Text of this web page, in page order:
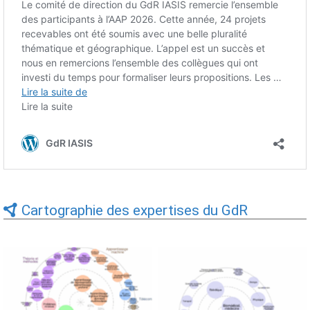
Cartographie des expertises du GdR
Expertises du GdR -
cartographie par Axes -
Expertises du GdR -